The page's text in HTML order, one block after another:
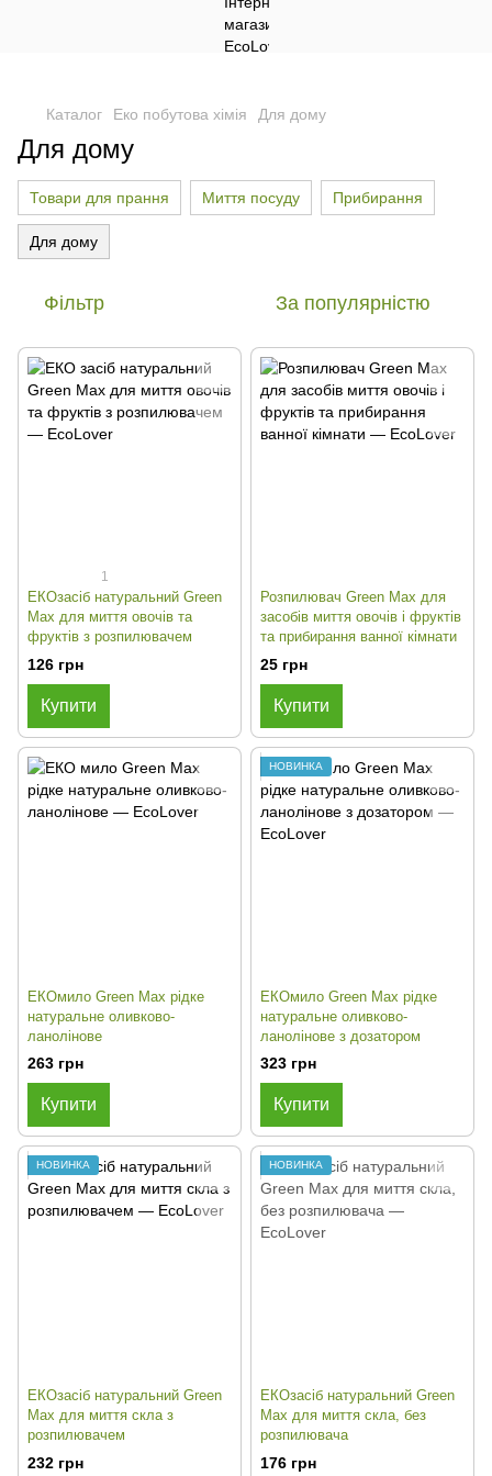
Каталог Еко побутова хімія Для дому
Для дому
Товари для прання Миття посуду Прибирання
Для дому
Фільтр За популярністю
1
EКОзасіб натуральний Green
Max для миття овочів та
фруктів з розпилювачем
126 грн
Купити
Розпилювач Green Max для
засобів миття овочів і фруктів
та прибирання ванної кімнати
25 грн
Купити
EКОмило Green Max рідке
натуральне оливково-
ланолінове
263 грн
Купити
НОВИНКА
EКОмило Green Max рідке
натуральне оливково-
ланолінове з дозатором
323 грн
Купити
НОВИНКА
ЕКОзасіб натуральний Green
Max для миття скла з
розпилювачем
232 грн
НОВИНКА
ЕКОзасіб натуральний Green
Max для миття скла, без
розпилювача
176 грн